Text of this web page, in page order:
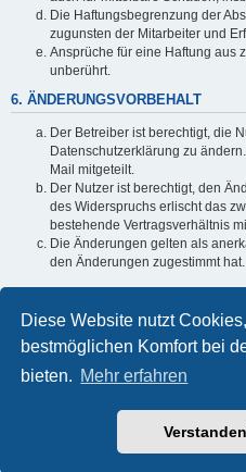
Diese Website nutzt
bestmöglichen Komfort bei
bieten. Mehr erfahren
Die Haftungsbegrenzung der
zugunsten der Mitarbeiter und
Ansprüche für eine Haftung aus
unberührt.
6. ÄNDERUNGSVORBEHALT
Der Betreiber ist berechtigt, die
Datenschutzerklärung zu
Mail mitgeteilt.
Der Nutzer ist berechtigt, den
des Widerspruchs erlischt das
bestehende Vertragsverhältnis
Die Änderungen gelten als
den Änderungen zugestimmt hat.
Informationen über den Umgang
sind in der Datenschutzerklärung
Portal Foren-Übersicht